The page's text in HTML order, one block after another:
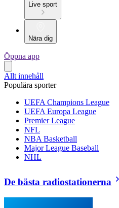
Live sport
Nära dig
Öppna app
Allt innehåll
Populära sporter
UEFA Champions League
UEFA Europa League
Premier League
NFL
NBA Basketball
Major League Baseball
NHL
De bästa radiostationerna